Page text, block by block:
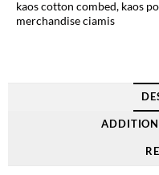
kaos cotton combed, kaos
merchandise ciamis